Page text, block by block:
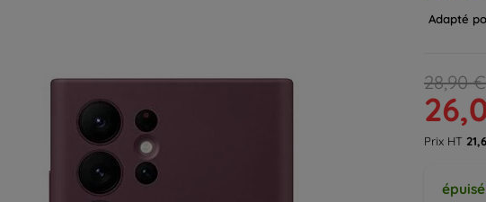
Adapté
28,90 €
Prix HT
épuisé